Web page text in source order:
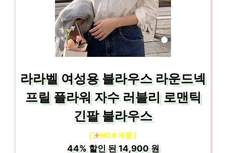
라라벨 여성용 블라우스 라운드넥
프릴 플라워 자수 러블리 로맨틱
긴팔 블라우스
[ NO.6 제품 ]
44%할인 된14,900 원